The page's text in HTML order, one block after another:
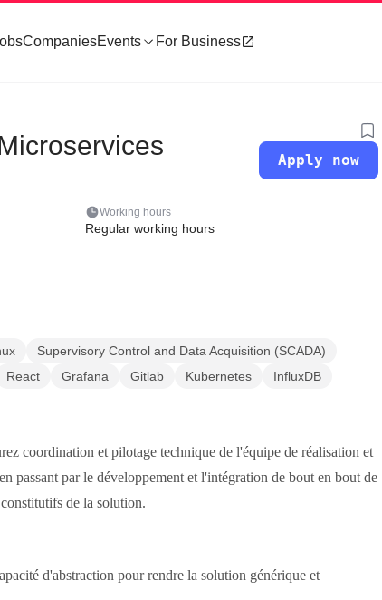
CompaniesEvents For Business
Apply now
Working hours
Regular working hours
Supervisory Control and Data Acquisition (SCADA)
React Grafana Gitlab Kubernetes
InfluxDB
coordination et pilotage technique de l'équipe de réalisation et
passant par le développement et l'intégration de bout en bout de
de la solution.
d'abstraction pour rendre la solution générique et